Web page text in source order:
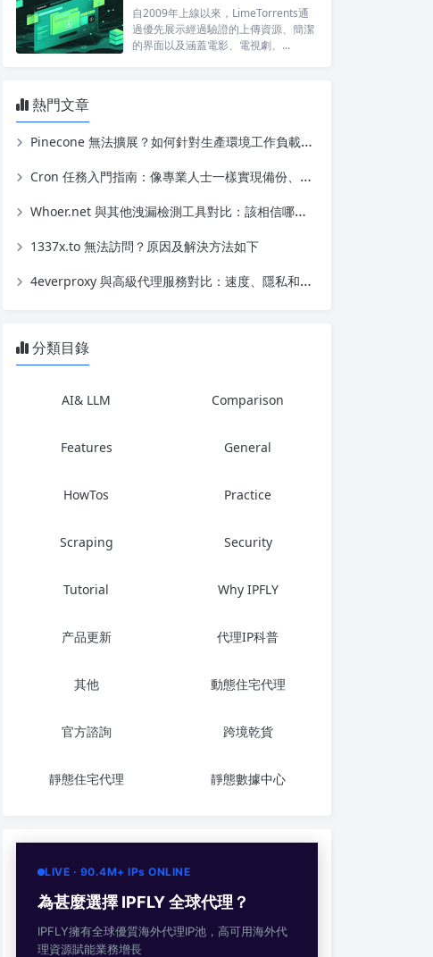
自2009年上線以來，LimeTorrents通
過優先展示經過驗證的上傳資源、簡潔
的界面以及涵蓋電影、電視劇、...
熱門文章
Pinecone 無法擴展？如何針對生產環境工作負載優化 Vector 搜索
Cron 任務入門指南：像專業人士一樣實現備份、更新和維護的自動化
Whoer.net 與其他洩漏檢測工具對比：該相信哪一個？
1337x.to 無法訪問？原因及解決方法如下
4everproxy 與高級代理服務對比：速度、隱私和可靠性的比較
分類目錄
AI& LLM Comparison
Features General
HowTos Practice
Scraping Security
Tutorial Why IPFLY
产品更新 代理IP科普
其他 動態住宅代理
官方諮詢 跨境乾貨
靜態住宅代理 靜態數據中心
LIVE · 90.4M+ IPs ONLINE
為甚麼選擇 IPFLY 全球代理？
IPFLY擁有全球優質海外代理IP池，高可用海外代
理資源賦能業務增長